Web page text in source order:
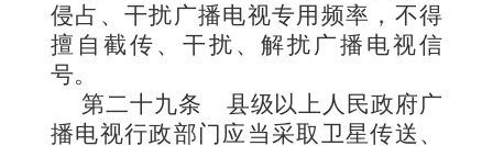
侵占、干扰广播电视专用频率，不得
擅自截传、干扰、解扰广播电视信
号。
第二十九条 县级以上人民政府广
播电视行政部门应当采取卫星传送、